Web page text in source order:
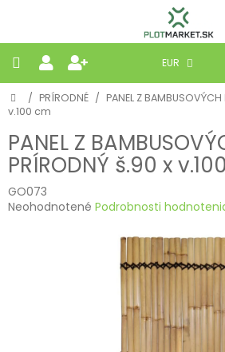
EUR
PLETIVÁ
PANELY
BRÁNY
Domov
/ PRÍRODNÉ / PANEL Z
v.100 cm
PANEL Z
PRÍRODNÝ š.90 x
GO073
Priemerné
Neohodnotené Podrobnosti